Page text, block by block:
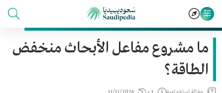
ما مشروع مفاعل الأبحاث منخفض
الطاقة؟